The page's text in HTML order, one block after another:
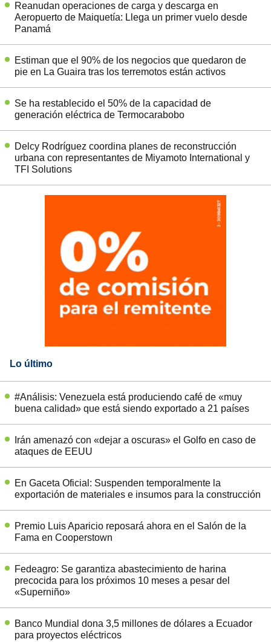
Reanudan operaciones de carga y descarga en
Aeropuerto de Maiquetía: Llega un primer vuelo desde
Panamá
Estiman que el 90% de los negocios que quedaron de
pie en La Guaira tras los terremotos están activos
Se ha restablecido el 50% de la capacidad de
generación eléctrica de Termocarabobo
Delcy Rodríguez coordina planes de reconstrucción
urbana con representantes de Miyamoto International y
TFI Solutions
Lo último
#Análisis: Venezuela está produciendo café de «muy
buena calidad» que está siendo exportado a 21 países
Irán amenazó con «dejar a oscuras» el Golfo en caso de
ataques de EEUU
En Gaceta Oficial: Suspenden temporalmente la
exportación de materiales e insumos para la construcción
Premio Luis Aparicio reposará ahora en el Salón de la
Fama en Cooperstown
Fedeagro: Se garantiza abastecimiento de harina
precocida para los próximos 10 meses a pesar del
«Superniño»
Banco Mundial dona 3,5 millones de dólares a Ecuador
para proyectos eléctricos